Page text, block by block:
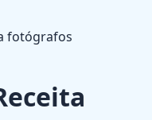
fotógrafos